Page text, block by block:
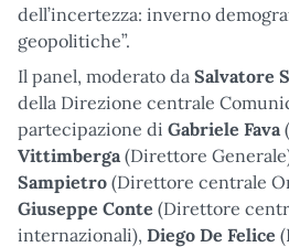
dell’incertezza: inverno
geopolitiche”.
Il panel, moderato da Salvatore
della Direzione centrale
partecipazione di Gabriele Fava
Vittimberga (Direttore
Sampietro (Direttore centrale
Giuseppe Conte (Direttore
internazionali), Diego De Felice